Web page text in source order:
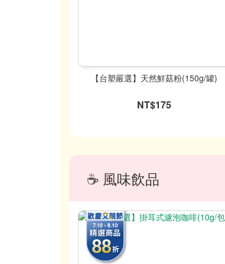
【台塑嚴選】天然鮮菇粉(150g/罐)
NT$175
☕ 風味飲品